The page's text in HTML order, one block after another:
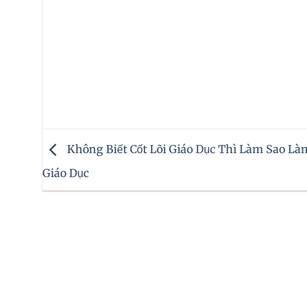
Không Biết Cốt Lõi Giáo Dục Thì Làm Sao
Giáo Dục